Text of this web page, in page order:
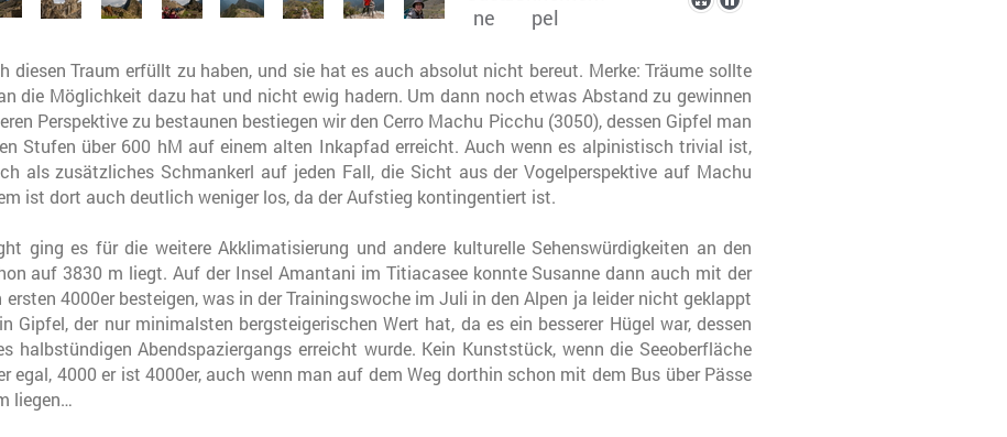
diesen Traum erfüllt zu haben, und sie hat es auch absolut nicht bereut. Merke: Träume sollte
die Möglichkeit dazu hat und nicht ewig hadern. Um dann noch etwas Abstand zu gewinnen
Perspektive zu bestaunen bestiegen wir den Cerro Machu Picchu (3050), dessen Gipfel man
Stufen über 600 hM auf einem alten Inkapfad erreicht. Auch wenn es alpinistisch trivial ist,
als zusätzliches Schmankerl auf jeden Fall, die Sicht aus der Vogelperspektive auf Machu
ist dort auch deutlich weniger los, da der Aufstieg kontingentiert ist.
ging es für die weitere Akklimatisierung und andere kulturelle Sehenswürdigkeiten an den
auf 3830 m liegt. Auf der Insel Amantani im Titiacasee konnte Susanne dann auch mit der
ersten 4000er besteigen, was in der Trainingswoche im Juli in den Alpen ja leider nicht geklappt
Gipfel, der nur minimalsten bergsteigerischen Wert hat, da es ein besserer Hügel war, dessen
halbstündigen Abendspaziergangs erreicht wurde. Kein Kunststück, wenn die Seeoberfläche
egal, 4000 er ist 4000er, auch wenn man auf dem Weg dorthin schon mit dem Bus über Pässe
liegen…